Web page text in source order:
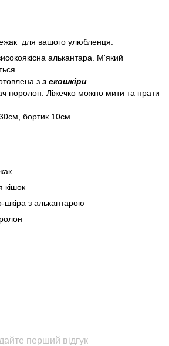
для вашого улюбленця.
алькантара. М'який
з з екошкіри
поролон. Ліжечко можно мити та прати
бортик 10см.
кішок
шкіра з алькантарою
перший відгук